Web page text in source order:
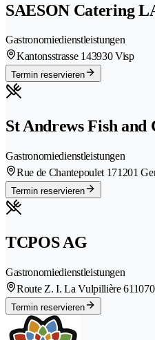
SAESON Catering
Gastronomiedienstleistungen
Kantonsstrasse 143930 Visp
Termin reservieren
St Andrews Fish and
Gastronomiedienstleistungen
Rue de Chantepoulet 171201
Termin reservieren
TCPOS AG
Gastronomiedienstleistungen
Route Z. I. La Vulpillière 61
Termin reservieren